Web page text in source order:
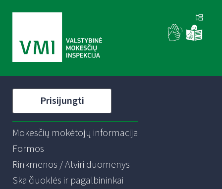
Prisijungti
Mokesčių mokėtojų informacija
Formos
Rinkmenos / Atviri duomenys
Skaičiuoklės ir pagalbininkai